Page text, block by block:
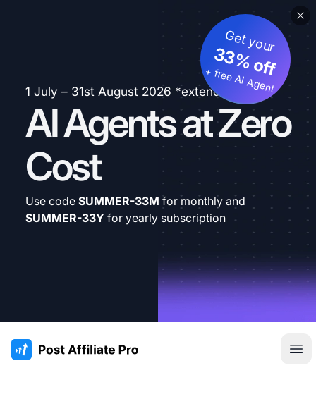
1 July – 31st August 2026 *extended
AI Agents at Zero
Cost
Get your
33% off
+ free AI Agent
Use code SUMMER-33M for monthly and
SUMMER-33Y for yearly subscription
:site.title